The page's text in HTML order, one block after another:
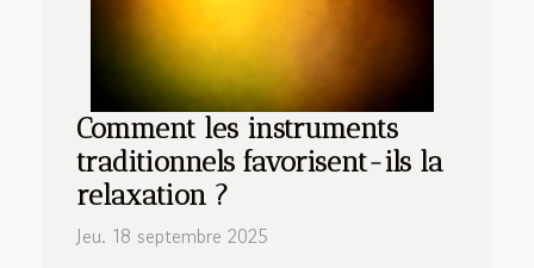
Comment les instruments
traditionnels favorisent-ils la
relaxation ?
Jeu. 18 septembre 2025